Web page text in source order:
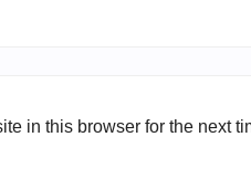
in this browser for the next